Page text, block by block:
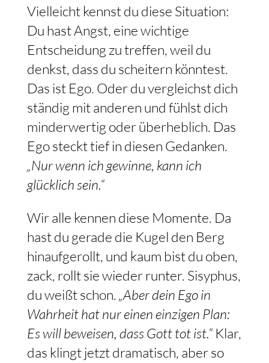
Vielleicht kennst du diese Situation:
Du hast Angst, eine wichtige
Entscheidung zu treffen, weil du
denkst, dass du scheitern könntest.
Das ist Ego. Oder du vergleichst dich
ständig mit anderen und fühlst dich
minderwertig oder überheblich. Das
„Nur wenn ich gewinne, kann ich
glücklich sein.“
Wir alle kennen diese Momente. Da
hast du gerade die Kugel den Berg
hinaufgerollt, und kaum bist du oben,
zack, rollt sie wieder runter. Sisyphus,
du weißt schon. „Aber dein Ego in
Wahrheit hat nur einen einzigen Plan:
Es will beweisen, dass Gott tot ist.“Klar,
das klingt jetzt dramatisch, aber so